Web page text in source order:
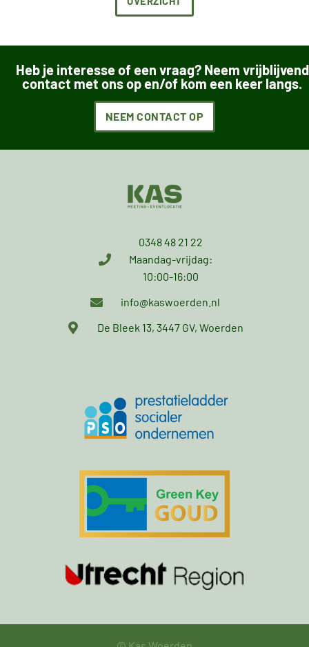
Heb je interesse of een vraag? Neem vrijblijvend
contact met ons op en/of kom een keer langs.
NEEM CONTACT OP
0348 48 21 22
Maandag-vrijdag:
10:00-16:00
info@kaswoerden.nl
De Bleek 13, 3447 GV, Woerden